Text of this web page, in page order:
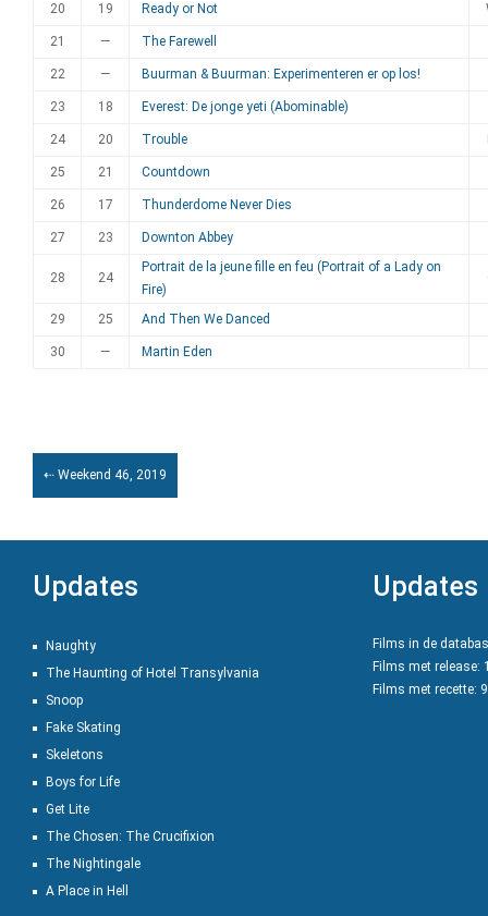
20 19 Ready or Not
21 — The Farewell
22 — Buurman & Buurman: Experimenteren er op los!
23 18 Everest: De jonge yeti (Abominable)
24 20 Trouble
25 21 Countdown
26 17 Thunderdome Never Dies
27 23 Downton Abbey
28 24
Portrait de la jeune fille en feu (Portrait of a Lady on
Fire)
29 25 And Then We Danced
30 — Martin Eden
⇠ Weekend 46, 2019
Updates
Naughty
The Haunting of Hotel Transylvania
Snoop
Fake Skating
Skeletons
Boys for Life
Get Lite
The Chosen: The Crucifixion
The Nightingale
A Place in Hell
Updates
Films in de
Films met release:
Films met recette: